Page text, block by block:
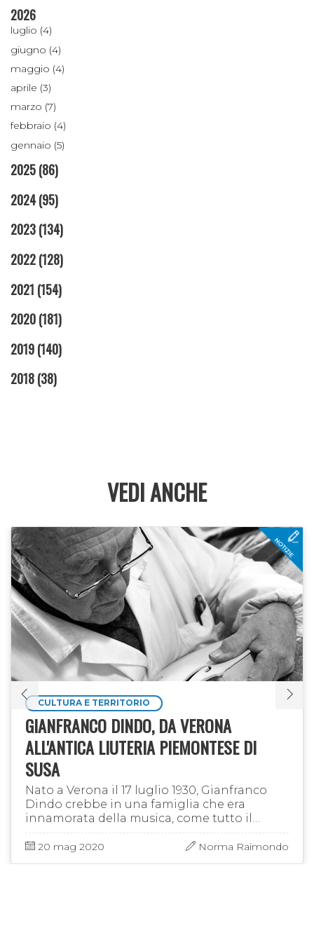
2026
luglio (4)
giugno (4)
maggio (4)
aprile (3)
marzo (7)
febbraio (4)
gennaio (5)
2025(86)
2024(95)
2023(134)
2022(128)
2021 (154)
2020(181)
2019(140)
2018(38)
VEDI ANCHE
CULTURA E TERRITORIO
GIANFRANCO DINDO, DA VERONA
ALL'ANTICA LIUTERIA PIEMONTESE DI
SUSA
Nato a Verona il 17 luglio 1930, Gianfranco
Dindo crebbe in una famiglia che era
innamorata della musica, come tutto il
capoluogo veneto in cui risiedeva. In tenera
età venne iscritto ad un corso di …
20 mag 2020 Norma Raimondo